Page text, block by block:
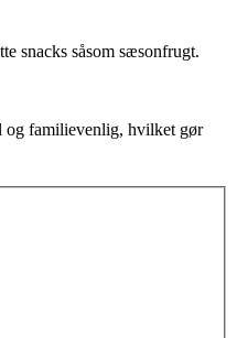
snacks såsom sæsonfrugt.
og familievenlig, hvilket gør